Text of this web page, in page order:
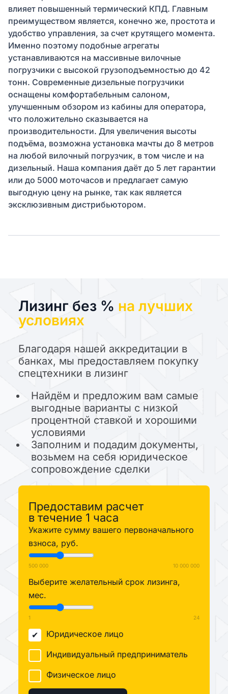
влияет повышенный термический КПД. Главным
преимуществом является, конечно же, простота и
удобство управления, за счет крутящего момента.
Именно поэтому подобные агрегаты
устанавливаются на массивные вилочные
погрузчики с высокой грузоподъемностью до 42
тонн. Современные дизельные погрузчики
оснащены комфортабельным салоном,
улучшенным обзором из кабины для оператора,
что положительно сказывается на
производительности. Для увеличения высоты
подъёма, возможна установка мачты до 8 метров
на любой вилочный погрузчик, в том числе и на
дизельный. Наша компания даёт до 5 лет гарантии
или до 5000 моточасов и предлагает самую
выгодную цену на рынке, так как является
эксклюзивным дистрибьютором.
Лизинг без % на лучших
условиях
Благодаря нашей аккредитации в
банках, мы предоставляем покупку
спецтехники в лизинг
Найдём и предложим вам самые
выгодные варианты с низкой
процентной ставкой и хорошими
условиями
Заполним и подадим документы,
возьмем на себя юридическое
сопровождение сделки
Предоставим расчет
в течение 1 часа
Укажите сумму вашего первоначального
взноса, руб.
500 000 10 000 000
Выберите желательный срок лизинга,
мес.
1 24
Юридическое лицо
Индивидуальный предприниматель
Физическое лицо